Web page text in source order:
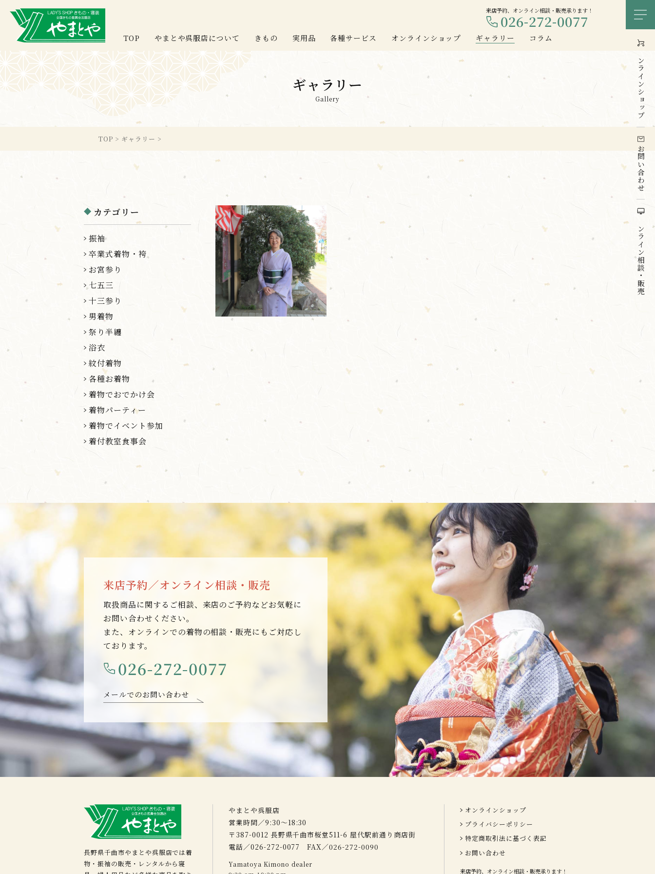
来店予約、オンライン相談・販売承ります！
026-272-0077
TOP やまとや呉服店について きもの 実用品 各種サービス オンラインショップ ギャラリー コラム
メ
オンライン
ショップ
お問い合わせ
オンライン
相談・販売
ギャラリー
Gallery
TOP > ギャラリー >
カテゴリー
振袖
卒業式着物・袴
お宮参り
七五三
十三参り
男着物
祭り半纏
浴衣
紋付着物
各種お着物
着物でおでかけ会
着物パーティー
着物でイベント参加
着付教室食事会
来店予約／オンライン相談・販売
取扱商品に関するご相談、来店のご予約などお気軽に
お問い合わせください。
また、オンラインでの着物の相談・販売にもご対応し
ております。
026-272-0077
メールでのお問い合わせ
長野県千曲市やまとや呉服店では着
物・振袖の販売・レンタルから寝
やまとや呉服店
営業時間／9:30～18:30
〒387-0012 長野県千曲市桜堂511-6 屋代駅前通り商店街
電話／026-272-0077 FAX／026-272-0090
Yamatoya Kimono dealer
オンラインショップ
プライバシーポリシー
特定商取引法に基づく表記
お問い合わせ
来店予約、オンライン相談・販売承ります！